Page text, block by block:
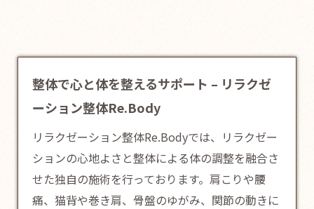
整体で心と体を整えるサポート – リラクゼ
ーション整体Re.Body
リラクゼーション整体Re.Bodyでは、リラクゼー
ションの心地よさと整体による体の調整を融合さ
せた独自の施術を行っております。肩こりや腰
痛、猫背や巻き肩、骨盤のゆがみ、関節の動きに